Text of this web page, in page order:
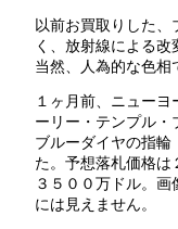
以前お買取りした
く、放射線による改
当然、人為的な色相
１ヶ月前、ニュー
ーリー・テンプル・
ブルーダイヤの指輪
た。予想落札価格は
３５００万ドル。
には見えません。